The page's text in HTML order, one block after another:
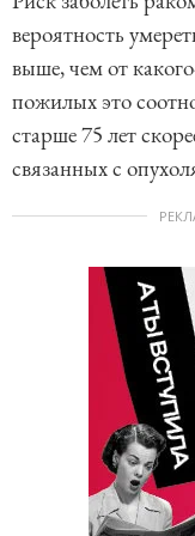
вероятность
выше, чем от
пожилых это
старше 75 лет
связанных с